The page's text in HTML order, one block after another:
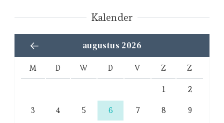
Kalender
augustus 2026
M D W D V Z Z
1
2
3
4 5 6 7 8
9